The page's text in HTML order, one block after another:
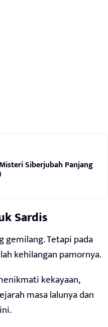
Siberjubah Panjang
Sardis
gemilang. Tetapi pada
kehilangan pamornya.
kekayaan,
masa lalunya dan